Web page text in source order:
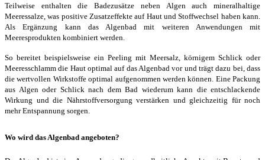
Teilweise enthalten die Badezusätze neben Algen auch mineralhaltige
Meeressalze, was positive Zusatzeffekte auf Haut und Stoffwechsel haben kann.
Als Ergänzung kann das Algenbad mit weiteren Anwendungen mit
Meeresprodukten kombiniert werden.
So bereitet beispielsweise ein Peeling mit Meersalz, körnigem Schlick oder
Meeresschlamm die Haut optimal auf das Algenbad vor und trägt dazu bei, dass
die wertvollen Wirkstoffe optimal aufgenommen werden können. Eine Packung
aus Algen oder Schlick nach dem Bad wiederum kann die entschlackende
Wirkung und die Nährstoffversorgung verstärken und gleichzeitig für noch
mehr Entspannung sorgen.
Wo wird das Algenbad angeboten?